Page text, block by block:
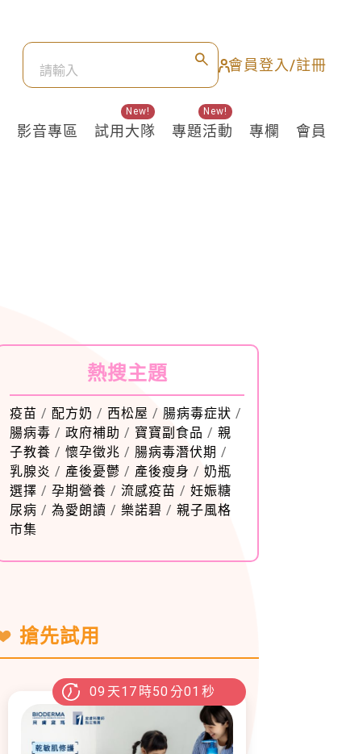
會員登入/註冊
影音專區 試用大隊
New!
專題活動
New!
專欄 會員
熱搜主題
疫苗 / 配方奶 / 西松屋 / 腸病毒症狀 /
腸病毒 / 政府補助 / 寶寶副食品 / 親
子教養 / 懷孕徵兆 / 腸病毒潛伏期 /
乳腺炎 / 產後憂鬱 / 產後瘦身 / 奶瓶
選擇 / 孕期營養 / 流感疫苗 / 妊娠糖
尿病 / 為愛朗讀 / 樂諾碧 / 親子風格
市集
搶先試用
09 天17 時49 分59 秒